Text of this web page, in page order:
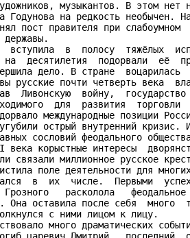
музыкантов. В этом нет
Годунова на редкость необычен.
пост правителя при
державы.
вступила  в  полосу  тяжёлых
на  десятилетия  подорвали  её
дело. В стране  воцарилась
русские почти четверть века
Ливонскую  войну,  государство
для  развития
международные позиции
острый внутренний кризис.
сословий феодального
века корыстные интересы
связали миллионное русское
поле деятельности для
в  их  числе.  Первыми
расколола
Она оставила после себя  много
с ними лицом к лицу.
много драматических